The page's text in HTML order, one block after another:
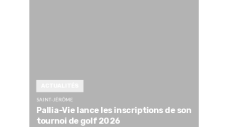
SAINT-JÉRÔME
Pallia-Vie lance les inscriptions de son
tournoi de golf 2026